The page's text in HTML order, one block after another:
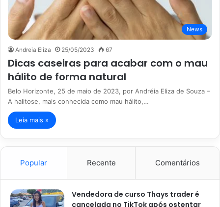
News
Andreia Eliza 25/05/2023 67
Dicas caseiras para acabar com o mau
hálito de forma natural
Belo Horizonte, 25 de maio de 2023, por Andréia Eliza de Souza –
A halitose, mais conhecida como mau hálito,…
Leia mais »
Popular Recente Comentários
Vendedora de curso Thays trader é
cancelada no TikTok após ostentar